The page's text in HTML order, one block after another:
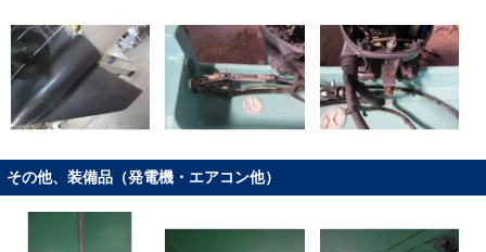
その他、装備品（発電機・エアコン他）